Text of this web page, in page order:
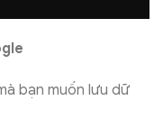
bạn muốn lưu dữ